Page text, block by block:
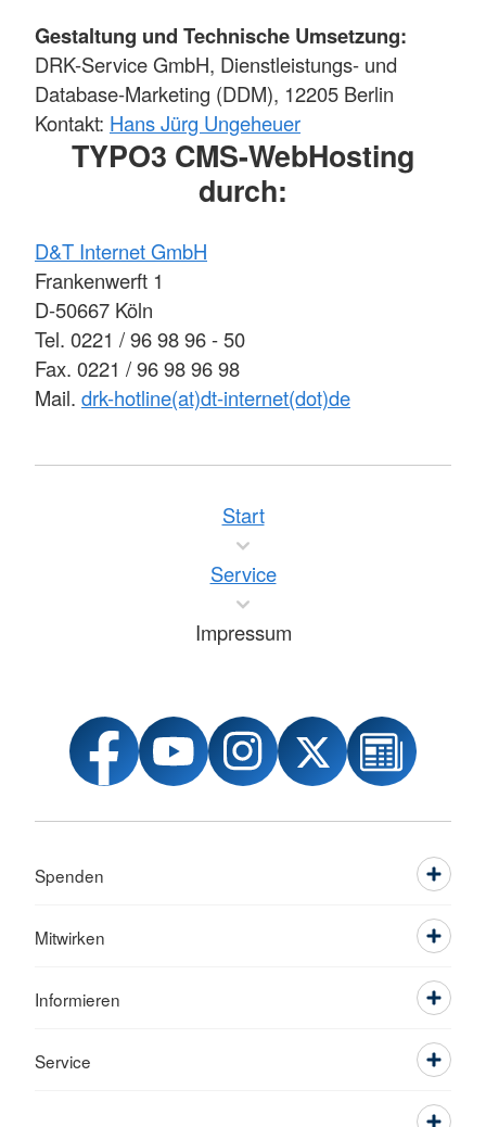
Gestaltung und Technische Umsetzung:
DRK-Service GmbH, Dienstleistungs- und
Database-Marketing (DDM), 12205 Berlin
Kontakt: Hans Jürg Ungeheuer
TYPO3 CMS-WebHosting
durch:
D&T Internet GmbH
Frankenwerft 1
D-50667 Köln
Tel. 0221 / 96 98 96 - 50
Fax. 0221 / 96 98 96 98
Mail. drk-hotline(at)dt-internet(dot)de
Start
Service
Impressum
Spenden
Mitwirken
Informieren
Service